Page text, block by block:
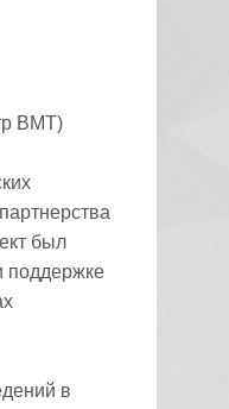
ВМТ)
был
поддержке
в